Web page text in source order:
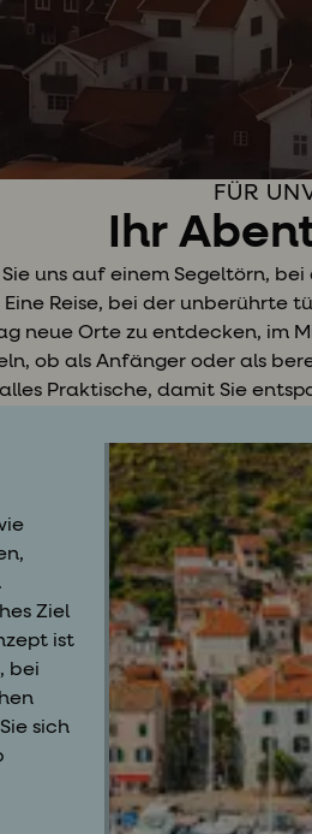
FÜR
Ihr
uns auf einem Segeltörn,
Eine Reise, bei der unberührte
neue Orte zu entdecken, im
ob als Anfänger oder als
Praktische, damit Sie
Ziel
ist
bei
sich